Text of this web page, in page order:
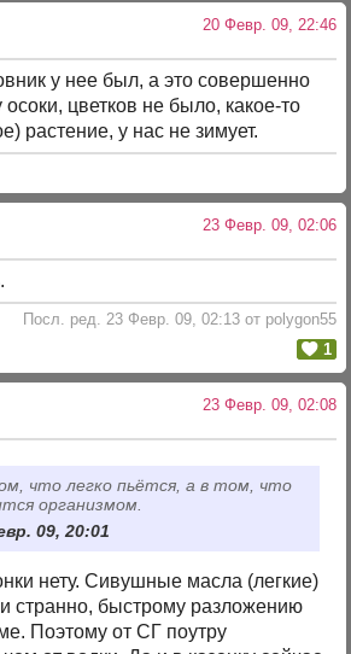
20 Февр. 09, 22:46
у нее был, а это совершенно
осоки, цветков не было, какое-то
растение, у нас не зимует.
23 Февр. 09, 02:06
Посл. ред. 23 Февр. 09, 02:13 от polygon55
1
23 Февр. 09, 02:08
что легко пьётся, а в том, что
организмом.
09, 20:01
нету. Сивушные масла (легкие)
странно, быстрому разложению
Поэтому от СГ поутру